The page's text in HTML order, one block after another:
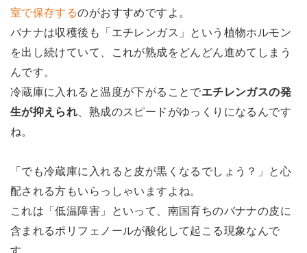
室で保存するのがおすすめですよ。
バナナは収穫後も「エチレンガス」という植物ホルモン
を出し続けていて、これが熟成をどんどん進めてしまう
んです。
冷蔵庫に入れると温度が下がることでエチレンガスの発
生が抑えられ 、熟成のスピードがゆっくりになるんです
ね。
「でも冷蔵庫に入れると皮が黒くなるでしょう？」と心
配される方もいらっしゃいますよね。
これは「低温障害」といって、南国育ちのバナナの皮に
含まれるポリフェノールが酸化して起こる現象なんで
す。